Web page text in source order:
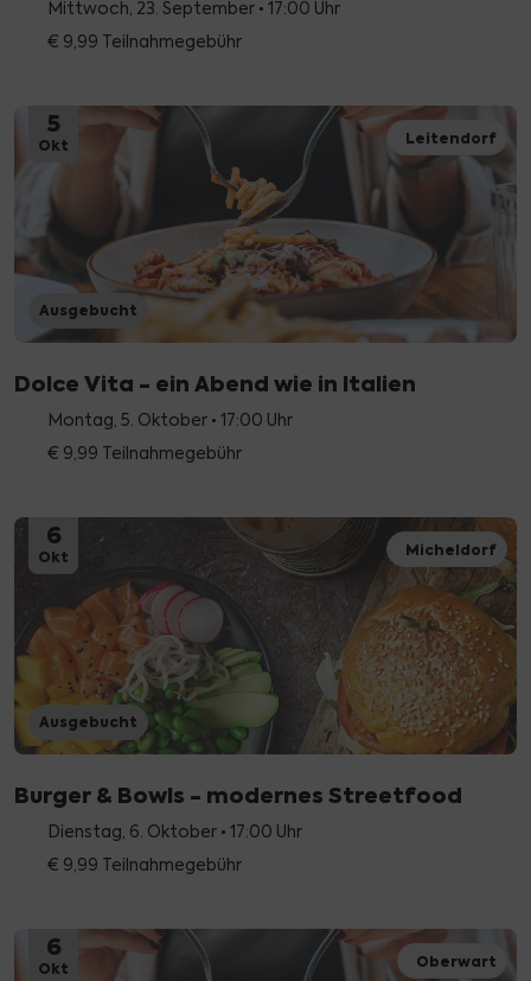
Mittwoch, 23. September • 17:00 Uhr
€ 9,99 Teilnahmegebühr
5
Okt Leitendorf
Ausgebucht
Dolce Vita - ein Abend wie in Italien
Montag, 5. Oktober • 17:00 Uhr
€ 9,99 Teilnahmegebühr
6
Okt Micheldorf
Ausgebucht
Burger & Bowls - modernes Streetfood
Dienstag, 6. Oktober • 17:00 Uhr
€ 9,99 Teilnahmegebühr
6
Okt Oberwart